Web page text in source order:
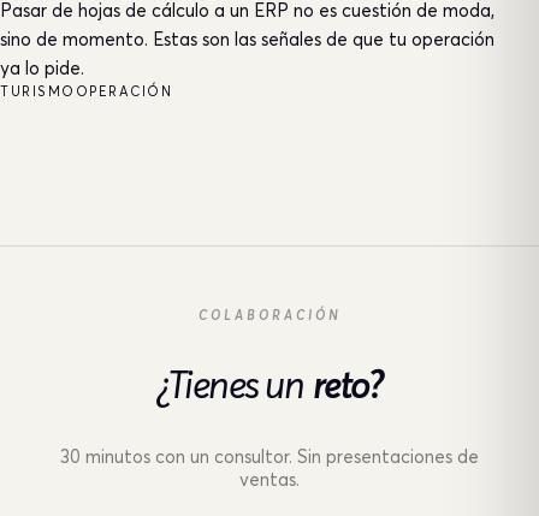
Pasar de hojas de cálculo a un ERP no es cuestión de moda,
sino de momento. Estas son las señales de que tu operación
ya lo pide.
TURISMO OPERACIÓN
COLABORACIÓN
¿Tienes un reto?
30 minutos con un consultor. Sin presentaciones de
ventas.